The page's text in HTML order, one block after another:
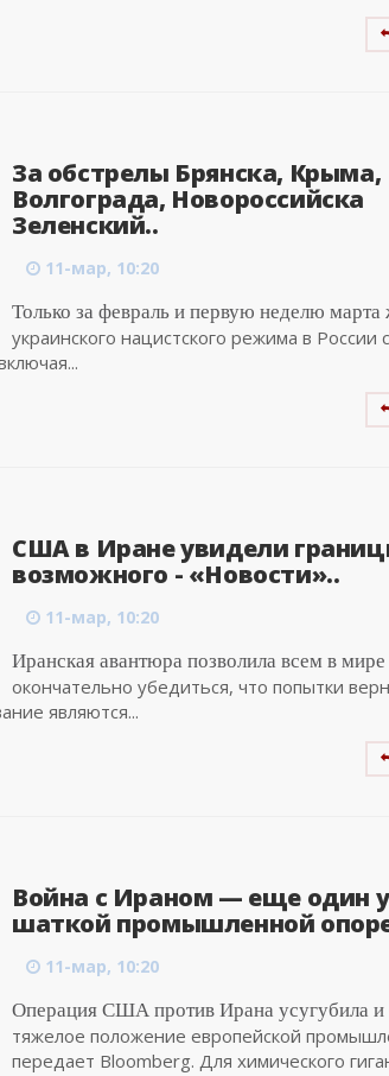
За обстрелы Брянска, Крыма,
Волгограда, Новороссийска
Зеленский..
11-мар, 10:20
Только за февраль и первую неделю
украинского нацистского режима в России
США в Иране увидели
возможного - «Новости»..
11-мар, 10:20
Иранская авантюра позволила всем в мире
окончательно убедиться, что попытки
являются...
Война с Ираном — еще один
шаткой промышленной
11-мар, 10:20
Операция США против Ирана усугубила и
тяжелое положение европейской
передает Bloomberg. Для химического